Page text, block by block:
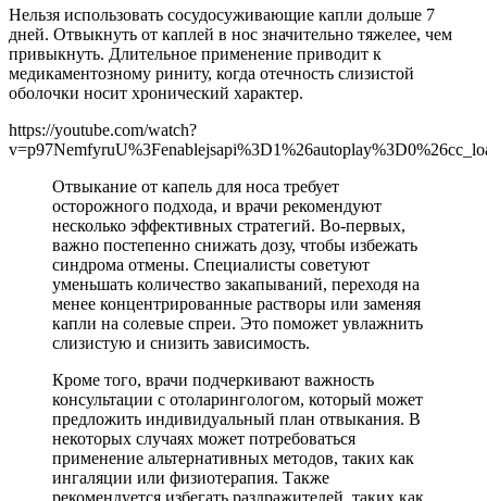
Нельзя использовать сосудосуживающие капли дольше 7
дней. Отвыкнуть от каплей в нос значительно тяжелее, чем
привыкнуть. Длительное применение приводит к
медикаментозному риниту, когда отечность слизистой
оболочки носит хронический характер.
https://youtube.com/watch?
Отвыкание от капель для носа требует
осторожного подхода, и врачи рекомендуют
несколько эффективных стратегий. Во-первых,
важно постепенно снижать дозу, чтобы избежать
синдрома отмены. Специалисты советуют
уменьшать количество закапываний, переходя на
менее концентрированные растворы или заменяя
капли на солевые спреи. Это поможет увлажнить
слизистую и снизить зависимость.
Кроме того, врачи подчеркивают важность
консультации с отоларингологом, который может
предложить индивидуальный план отвыкания. В
некоторых случаях может потребоваться
применение альтернативных методов, таких как
ингаляции или физиотерапия. Также
рекомендуется избегать раздражителей, таких как